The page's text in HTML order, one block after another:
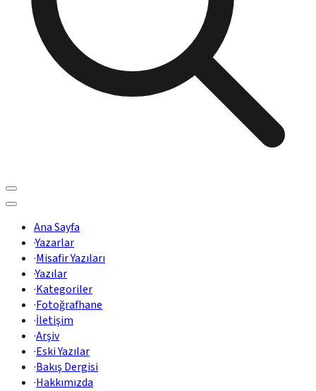
Ana Sayfa
·Yazarlar
·Misafir Yazıları
·Yazılar
·Kategoriler
·Fotoğrafhane
·İletişim
·Arşiv
·Eski Yazılar
·Bakış Dergisi
·Hakkımızda